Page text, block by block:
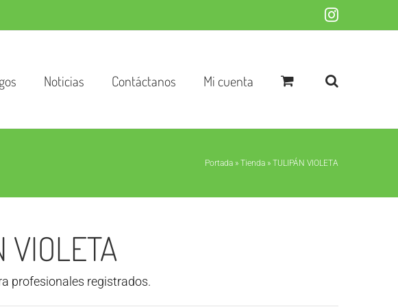
Instagram
Noticias Contáctanos Mi cuenta
Portada » Tienda » TULIPÁN VIOLETA
VIOLETA
profesionales registrados.